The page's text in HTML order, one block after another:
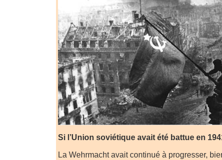
Si l’Union soviétique avait été battue en
La Wehrmacht avait continué à progresser,